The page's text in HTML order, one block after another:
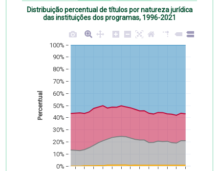
Distribuição percentual de títulos por natureza jurídica
das instituições dos programas, 1996-2021
0%
10%
20%
30%
40%
50%
60%
70%
80%
90%
100%
Percentual